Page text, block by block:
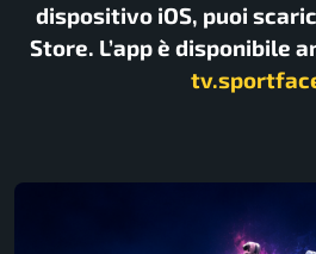
dispositivo iOS, puoi
Store. L’app è disponibile